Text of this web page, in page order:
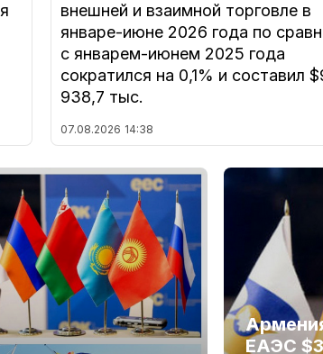
внешней и взаимной торговле в
январе-июне 2026 года по
с январем-июнем 2025 года
сократился на 0,1% и составил
938,7 тыс.
07.08.2026 14:38
ЕАЭС